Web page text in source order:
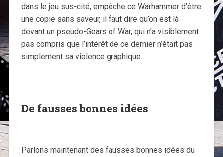
dans le jeu sus-cité, empêche ce Warhammer d’être
une copie sans saveur, il faut dire qu’on est là
devant un pseudo-Gears of War, qui n’a visiblement
pas compris que l’intérêt de ce dernier n’était pas
simplement sa violence graphique.
De fausses bonnes idées
Parlons maintenant des fausses bonnes idées du